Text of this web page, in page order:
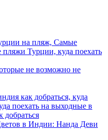
не возможно не
в Индии: Нанда Деви